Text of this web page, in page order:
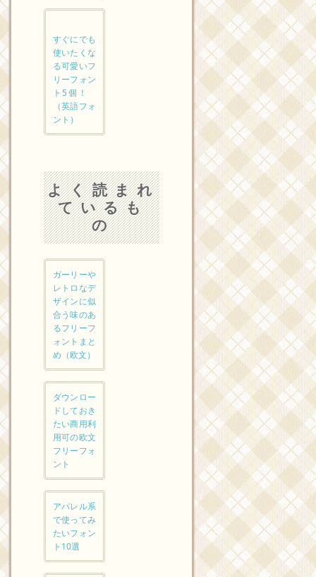
すぐにでも
使いたくな
る可愛いフ
リーフォン
ト5個！
（英語フォ
ント）
よく読まれ
ているも
の
ガーリーや
レトロなデ
ザインに似
合う味のあ
るフリーフ
ォントまと
め（欧文）
ダウンロー
ドしておき
たい商用利
用可の欧文
フリーフォ
ント
アパレル系
で使ってみ
たいフォン
ト10選